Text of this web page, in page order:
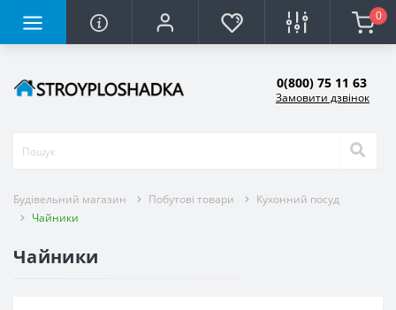
0
0(800) 75 11 63
Замовити дзвінок
Будівельний магазин Побутові товари
Кухонний посуд
Чайники
Чайники